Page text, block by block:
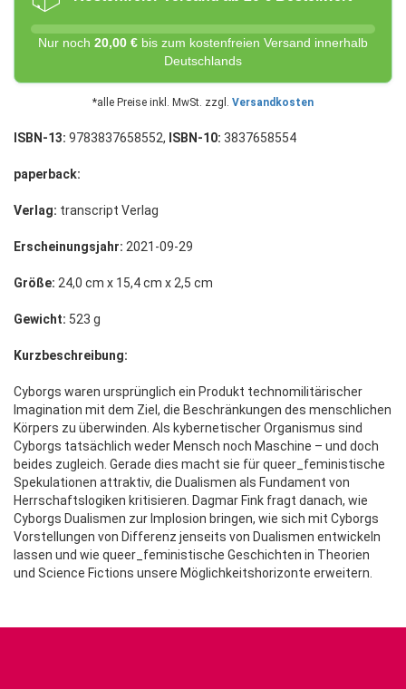
Nur noch 20,00 € bis zum kostenfreien Versand innerhalb
Deutschlands
*alle Preise inkl. MwSt. zzgl. Versandkosten
ISBN-13: 9783837658552, ISBN-10: 3837658554
paperback:
Verlag: transcript Verlag
Erscheinungsjahr: 2021-09-29
Größe: 24,0 cm x 15,4 cm x 2,5 cm
Gewicht: 523 g
Kurzbeschreibung:
Cyborgs waren ursprünglich ein Produkt technomilitärischer
Imagination mit dem Ziel, die Beschränkungen des menschlichen
Körpers zu überwinden. Als kybernetischer Organismus sind
Cyborgs tatsächlich weder Mensch noch Maschine – und doch
beides zugleich. Gerade dies macht sie für queer_feministische
Spekulationen attraktiv, die Dualismen als Fundament von
Herrschaftslogiken kritisieren. Dagmar Fink fragt danach, wie
Cyborgs Dualismen zur Implosion bringen, wie sich mit Cyborgs
Vorstellungen von Differenz jenseits von Dualismen entwickeln
lassen und wie queer_feministische Geschichten in Theorien
und Science Fictions unsere Möglichkeitshorizonte erweitern.